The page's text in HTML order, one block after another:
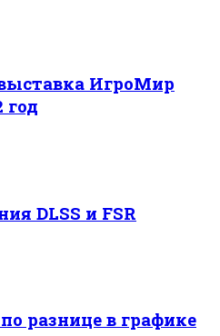
ИгроМир
год
DLSS и FSR
разнице в графике